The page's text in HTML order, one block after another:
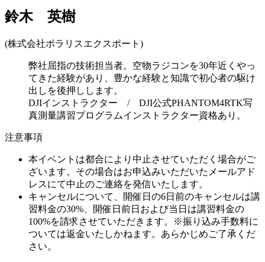
鈴木 英樹
(株式会社ポラリスエクスポート)
弊社屈指の技術担当者。空物ラジコンを30年近くやっ
てきた経験があり、豊かな経験と知識で初心者の駆け
出しを後押しします。
DJIインストラクター / DJI公式PHANTOM4RTK写
真測量講習プログラムインストラクター資格あり。
注意事項
本イベントは都合により中止させていただく場合がご
ざいます。その場合はお申込みいただいたメールアド
レスにて中止のご連絡を発信いたします。
キャンセルについて、開催日の6日前のキャンセルは講
習料金の30%、開催日前日および当日は講習料金の
100%を請求させていただきます。※振り込み手数料に
ついては返金いたしかねます。あらかじめご了承くだ
さい。